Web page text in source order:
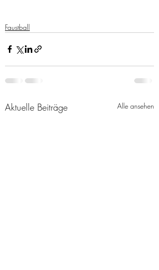
Faustball
Aktuelle Beiträge Alle ansehen